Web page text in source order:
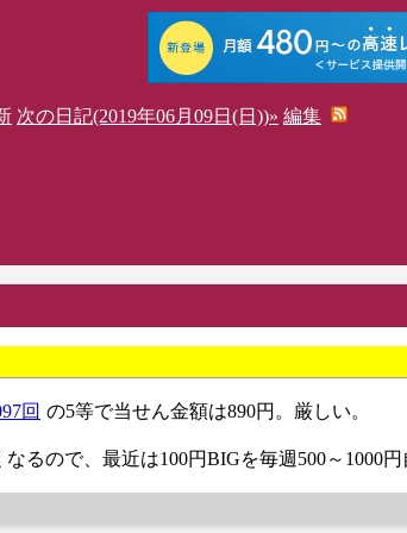
次の日記(2019年06月09日(日))» 編集
回 の5等で当せん金額は890円。厳しい。
るので、最近は100円BIGを毎週500～1000